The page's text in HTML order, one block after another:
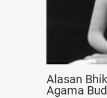
Alasan
Agama